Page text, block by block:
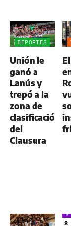
DEPORTES
Unión le
ganó a
Lanús y
trepó a la
zona de
clasificación
del
Clausura
»